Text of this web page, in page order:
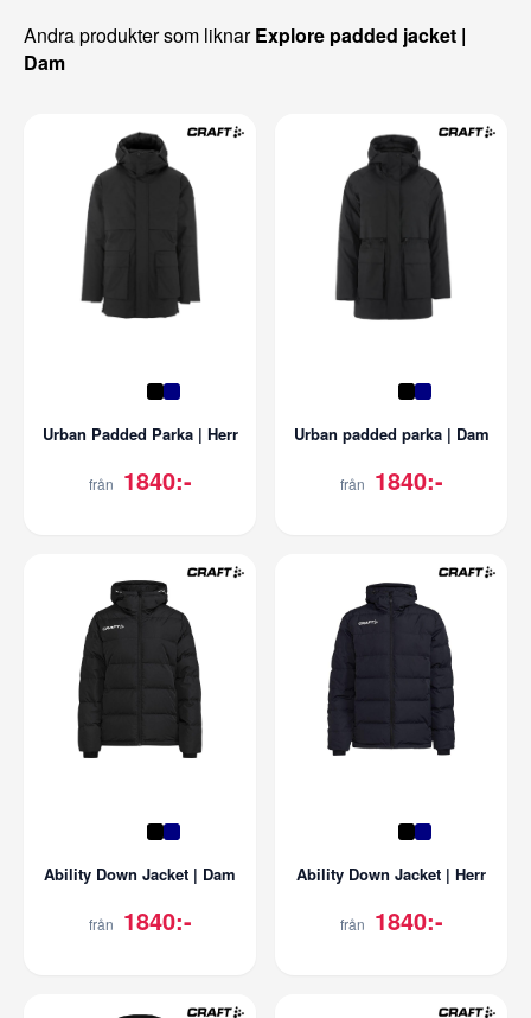
Andra produkter som liknarExplore padded jacket |
Dam
Urban Padded Parka | Herr
från 1840:-
Urban padded parka | Dam
från 1840:-
Ability Down Jacket | Dam
från 1840:-
Ability Down Jacket | Herr
från 1840:-